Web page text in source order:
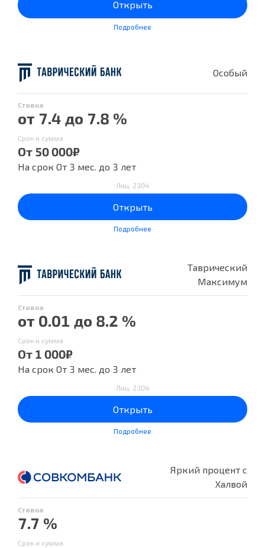
Открыть
Подробнее
Особый
Ставка
от 7.4 до 7.8 %
Срок и сумма
От 50 000₽
На срок От 3 мес. до 3 лет
Лиц. 2304
Открыть
Подробнее
Таврический
Максимум
Ставка
от 0.01 до 8.2 %
Срок и сумма
От 1 000₽
На срок От 3 мес. до 3 лет
Лиц. 2304
Открыть
Подробнее
Яркий процент с
Халвой
Ставка
7.7 %
Срок и сумма